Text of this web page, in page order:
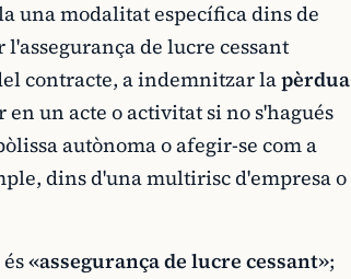
una modalitat específica dins de
l'assegurança de lucre cessant
contracte, a indemnitzar lapèrdua
un acte o activitat si no s'hagués
autònoma o afegir-se com a
dins d'una multirisc d'empresa o
«assegurança de lucre cessant»;